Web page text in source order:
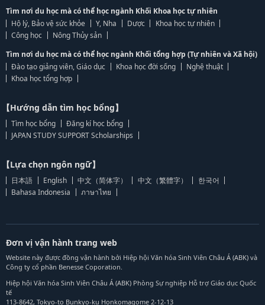
Tìm nơi du học mà có thể học ngành Khối Khoa học tự nhiên
Hộ lý, Bảo vệ sức khỏe
Y, Nha Dược
Khoa học tự nhiên
Công học
Nông Thủy sản
Tìm nơi du học mà có thể học ngành Khối tổng hợp (Tự nhiên và Xã hội)
Đào tạo giảng viên, Giáo dục
Khoa học đời sống
Nghệ thuật
Khoa học tổng hợp
【Hướng dẫn tìm học bổng】
Tìm học bổng
Đăng kí học bổng
JAPAN STUDY SUPPORT Scholarships
【Lựa chọn ngôn ngữ】
日本語 English 中文（简体字） 中文（繁體字）
한국어
Bahasa Indonesia
ภาษาไทย
Đơn vị vận hành trang web
Website này được đồng vận hành bởi Hiệp hội Văn hóa Sinh Viên Châu Á (ABK) và
Công ty cổ phần Benesse Coporation.
Hiệp hội Văn hóa Sinh Viên Châu Á (ABK) Phòng Sự nghiệp Hỗ trợ Giáo dục Quốc
tế
113-8642, Tokyo-to Bunkyo-ku Honkomagome 2-12-13